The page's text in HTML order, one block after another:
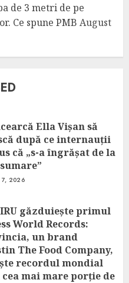
de 3 metri de pe
Ce spune PMB August
Ella Vișan să
după ce internauții
că „s-a îngrășat de la
7, 2026
găzduiește primul
World Records:
un brand
The Food Company,
recordul mondial
mai mare porție de